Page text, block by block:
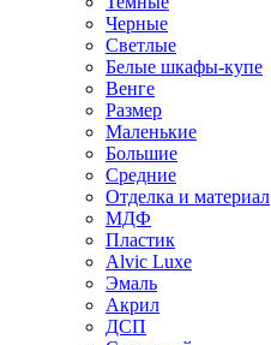
Черные
Светлые
Белые шкафы-купе
Венге
Размер
Маленькие
Большие
Средние
Отделка и материал
МДФ
Пластик
Alvic Luxe
Эмаль
Акрил
ДСП